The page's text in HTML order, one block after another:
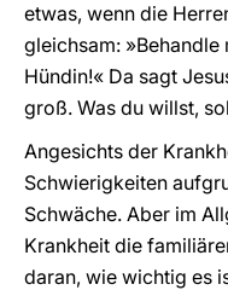
etwas, wenn die
gleichsam:
Hündin!« Da sagt
groß. Was du willst,
Angesichts der
Schwierigkeiten
Schwäche. Aber im
Krankheit die
daran, wie wichtig es